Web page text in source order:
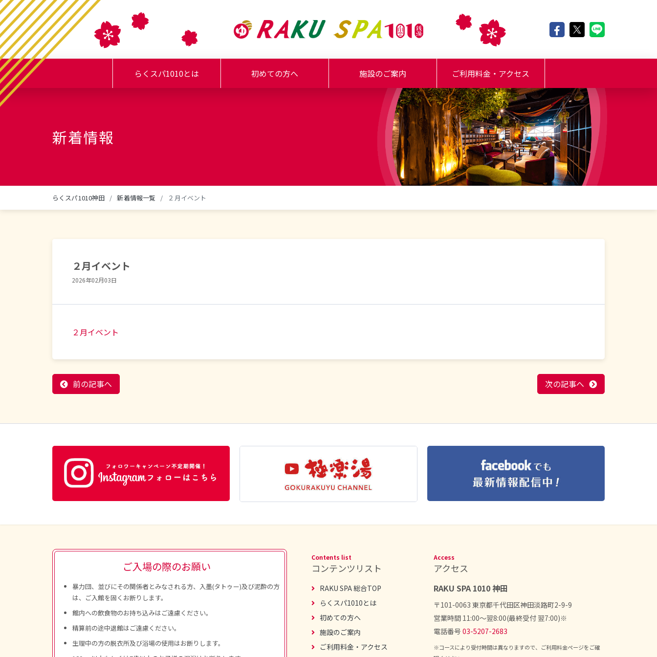
らくスパ1010とは 初めての方へ 施設のご案内 ご利用料金・アクセス
新着情報
らくスパ1010神田 新着情報一覧 ２月イベント
２月イベント
2026年02月03日
２月イベント
前の記事へ 次の記事へ
ご入場の際のお願い
暴力団、並びにその関係者とみなされる方、入墨(タトゥー)及び泥酔の方
は、ご入館を固くお断りします。
館内への飲食物のお持ち込みはご遠慮ください。
精算前の途中退館はご遠慮ください。
生理中の方の脱衣所及び浴場の使用はお断りします。
Contents list
コンテンツリスト
RAKU SPA 総合TOP
らくスパ1010とは
初めての方へ
施設のご案内
ご利用料金・アクセス
Access
アクセス
RAKU SPA 1010 神田
〒101-0063 東京都千代田区神田淡路町2-9-9
営業時間 11:00～翌8:00(最終受付 翌7:00)※
電話番号 03-5207-2683
※コースにより受付時間は異なりますので、ご利用料金ページをご確